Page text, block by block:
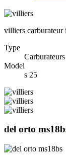
villiers carburateur
Type
Carburateurs
Model
s 25
del orto